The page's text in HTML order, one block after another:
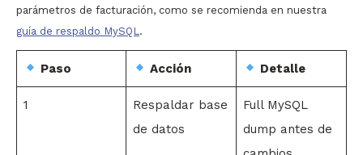
parámetros de facturación, como se recomienda en nuestra
guía de respaldo MySQL .
Paso Acción Detalle
1
Respaldar base
de datos
Full MySQL
dump antes de